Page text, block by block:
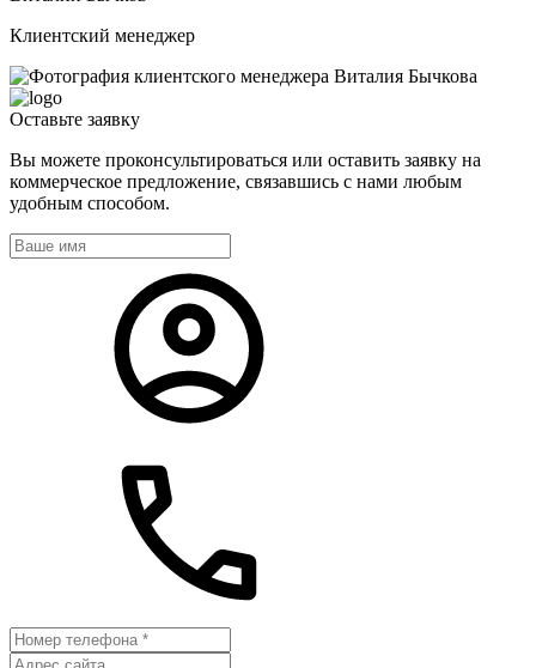
Клиентский менеджер
Оставьте заявку
Вы можете проконсультироваться или оставить заявку на
коммерческое предложение, связавшись с нами любым
удобным способом.